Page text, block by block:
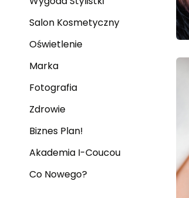
Salon Kosmetyczny
Oświetlenie
Marka
Fotografia
Zdrowie
Biznes Plan!
Akademia I-Coucou
Co Nowego?